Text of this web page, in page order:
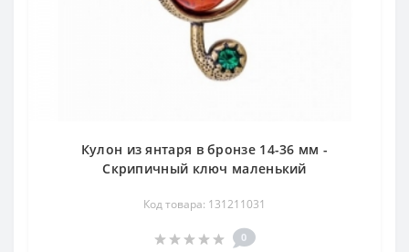
Кулон из янтаря в бронзе 14-36 мм -
Скрипичный ключ маленький
Код товара: 131211031
0